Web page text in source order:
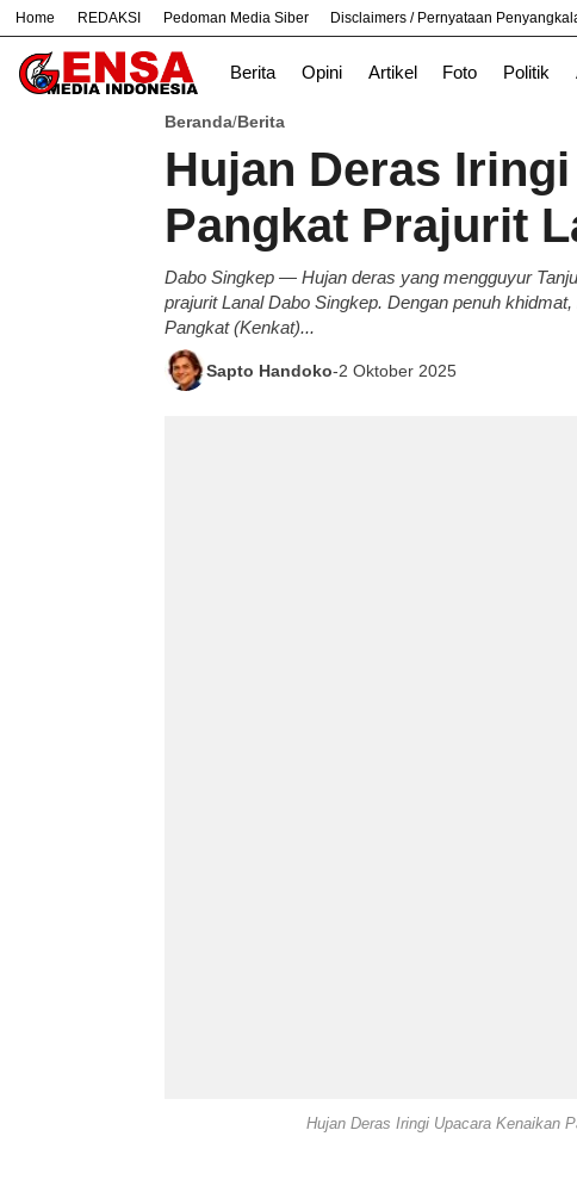
Home REDAKSI Pedoman Media Siber Disclaimers / Pernyataan
Berita Opini Artikel Foto Politik
# Bandung Bekasi Nasional News
Beranda/Berita
Hujan Deras
Pangkat Prajurit
Dabo Singkep — Hujan deras yang mengguyur
prajurit Lanal Dabo Singkep. Dengan penuh
Pangkat (Kenkat)...
Sapto Handoko-2 Oktober 2025
Hujan Deras Iringi Upacara Kenaikan